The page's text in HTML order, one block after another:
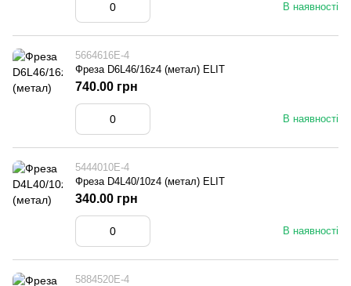
В наявності
5664616E-4
Фреза D6L46/16z4 (метал) ELIT
В наявності
740.00 грн
5444010E-4
Фреза D4L40/10z4 (метал) ELIT
В наявності
340.00 грн
5884520E-4